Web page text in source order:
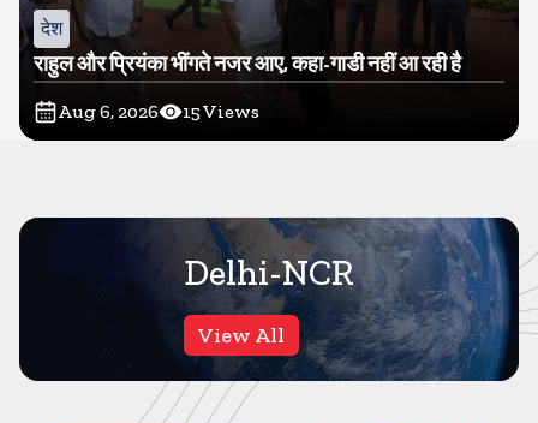
देश
राहुल और प्रियंका भींगते नजर आए, कहा-गाडी नहीं आ रही है
Aug 6, 2026 15Views
Delhi-NCR
View All